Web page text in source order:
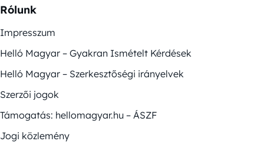
Rólunk
Impresszum
Helló Magyar – Gyakran Ismételt Kérdések
Helló Magyar – Szerkesztőségi irányelvek
Szerzői jogok
Támogatás: hellomagyar.hu – ÁSZF
Jogi közlemény